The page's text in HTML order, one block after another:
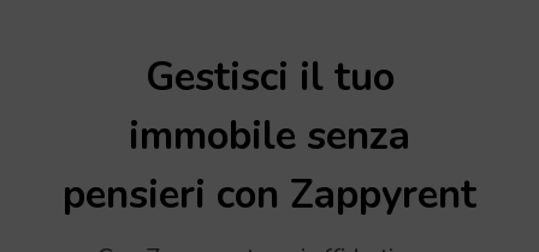
Gestisci il tuo
immobile senza
pensieri con Zappyrent